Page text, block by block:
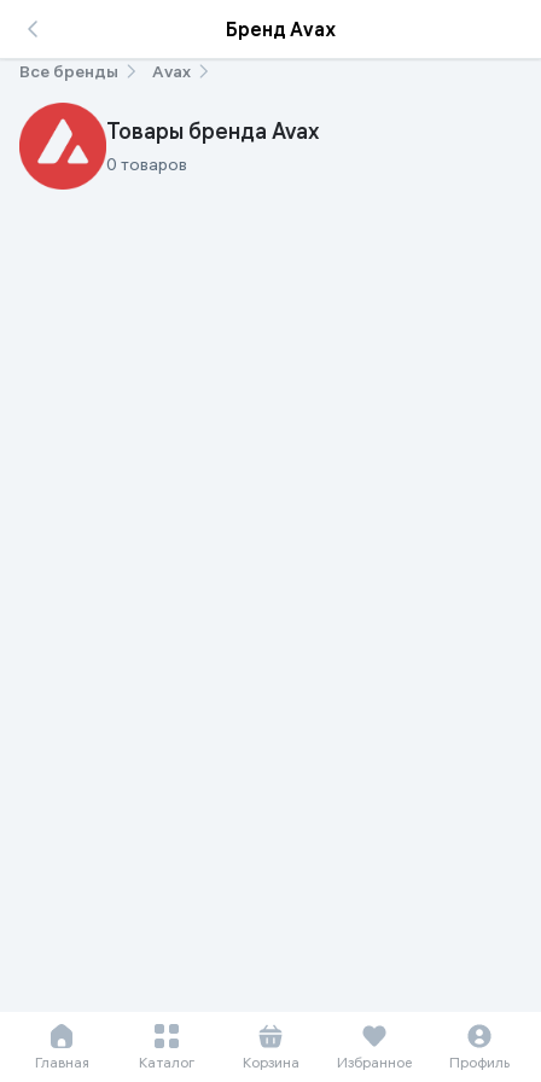
Бренд Avax
Все бренды Avax
Товары бренда Avax
0 товаров
Главная Каталог Корзина Избранное Профиль